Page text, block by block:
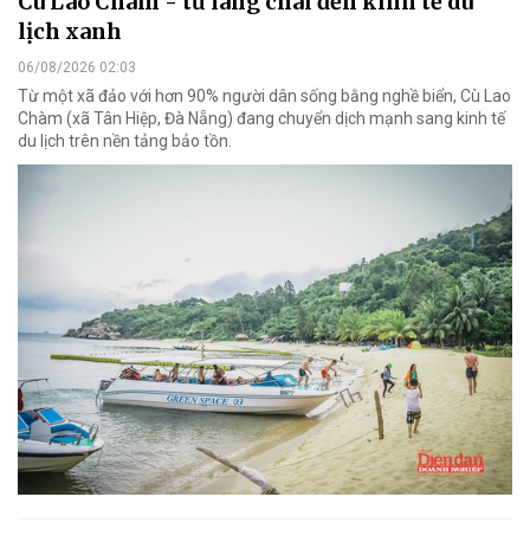
lịch xanh
06/08/2026 02:03
Từ một xã đảo với hơn 90% người dân sống bằng nghề biển, Cù Lao
Chàm (xã Tân Hiệp, Đà Nẵng) đang chuyển dịch mạnh sang kinh tế
du lịch trên nền tảng bảo tồn.